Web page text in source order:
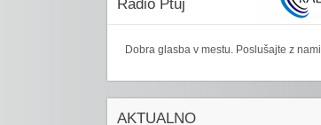
Radio Ptuj
Dobra glasba v mestu. Poslušajte z nami
AKTUALNO